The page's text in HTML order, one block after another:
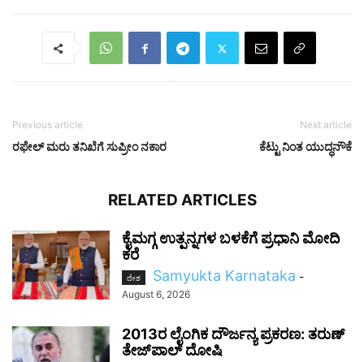
Previous article
ರಫೇಲ್ ಮರು ತನಿಖೆಗೆ ಸುಪ್ರೀಂ ನಕಾರ
Next article
ಕೆಟ್ಟು ನಿಂತ ಯುದ್ಧನೌಕೆ
RELATED ARTICLES
ಕೈಮಗ್ಗ ಉತ್ಪನ್ನಗಳ ಬಳಕೆಗೆ ಪ್ರಧಾನಿ ಮೋದಿ
ಕರೆ
ದೇಶ Samyukta Karnataka -
August 6, 2026
2013ರ ಲೈಂಗಿಕ ದೌರ್ಜನ್ಯ ಪ್ರಕರಣ: ತರುಣ್
ತೇಜ್‌ಪಾಲ್ ದೋಷಿ